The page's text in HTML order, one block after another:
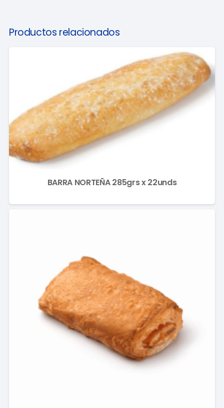
Productos relacionados
BARRA NORTEÑA 285grs x 22unds